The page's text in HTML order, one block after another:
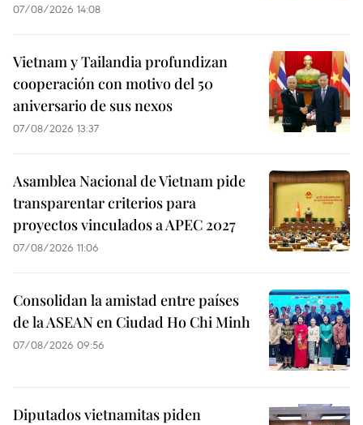
07/08/2026 14:08
Vietnam y Tailandia profundizan
cooperación con motivo del 50
aniversario de sus nexos
07/08/2026 13:37
Asamblea Nacional de Vietnam pide
transparentar criterios para
proyectos vinculados a APEC 2027
07/08/2026 11:06
Consolidan la amistad entre países
de la ASEAN en Ciudad Ho Chi Minh
07/08/2026 09:56
Diputados vietnamitas piden